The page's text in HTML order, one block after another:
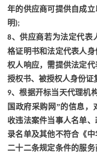
年的供应商可提供自成
明);
8、供应商若为法定代表
格证明书和法定代表人
权人响应，需提供法定
授权书、被授权人身份证
9、根据开标当天代理机
国政府采购网”的信息
收违法案件当事人名单
录名单及其他不符合《
二十二条规定条件的服